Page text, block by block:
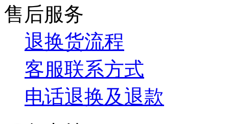
售后服务
退换货流程
客服联系方式
电话退换及退款